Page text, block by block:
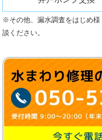
※その他、漏水調査をはじめ様
談ください。